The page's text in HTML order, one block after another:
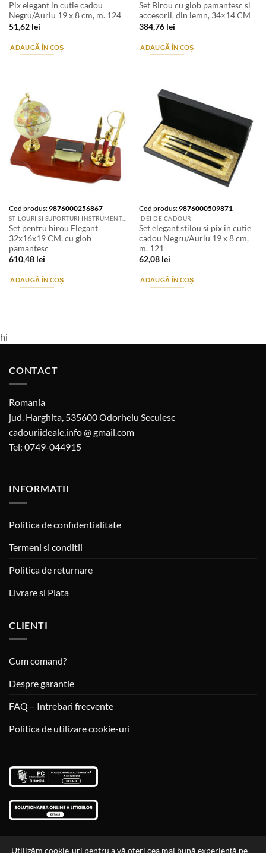
Pix elegant in cutie cadou
Negru/Auriu 19 x 8 cm, m. 124
51,62 lei
ADAUGĂ ÎN COȘ
Set Birou cu glob pamantesc si
accesorii, din lemn, 34×14 CM
384,76 lei
ADAUGĂ ÎN COȘ
Cod produs:9876000256867
Set pentru birou Elegant
32x16x19 CM, cu glob
pamantesc
610,48 lei
ADAUGĂ ÎN COȘ
Cod produs:9876000509871
IDEI DE CADOURI
Set elegant stilou si pix in cutie
cadou Negru/Auriu 19 x 8 cm,
m. 121
62,08 lei
ADAUGĂ ÎN COȘ
hi
CONTACT
Romania
jud. Harghita, 535600 Odorheiu Secuiesc
cadouriideale.info @ gmail.com
Tel: 0749-044915
INFORMATII
Politica de confidentialitate
Termeni si conditii
Politica de returnare
Livrare si Plata
CLIENTI
Cum comand?
Despre garantie
FAQ – Intrebari frecvente
Politica de utilizare cookie-uri
Utilizăm cookie-uri pentru a vă oferi cea mai bună experiență pe